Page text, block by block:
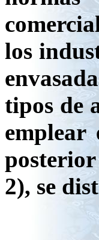
los
tipos de
emplear
2), se